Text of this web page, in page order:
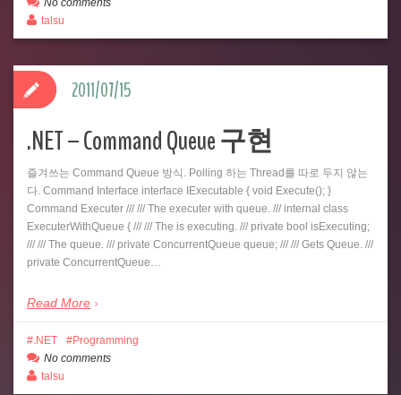
No comments
talsu
.NET – Command Queue 구현
즐겨쓰는 Command Queue 방식. Polling 하는 Thread를 따로 두지 않는
다. Command Interface interface IExecutable { void Execute(); }
Command Executer /// /// The executer with queue. /// internal class
ExecuterWithQueue { /// /// The is executing. /// private bool isExecuting;
/// /// The queue. /// private ConcurrentQueue queue; /// /// Gets Queue. ///
private ConcurrentQueue…
Read More
2011/07/15
.NET
Programming
No comments
talsu